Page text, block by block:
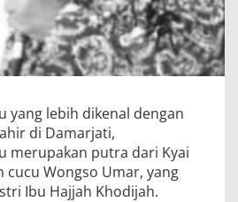
yang lebih dikenal dengan
di Damarjati,
merupakan putra dari Kyai
cucu Wongso Umar, yang
Ibu Hajjah Khodijah.